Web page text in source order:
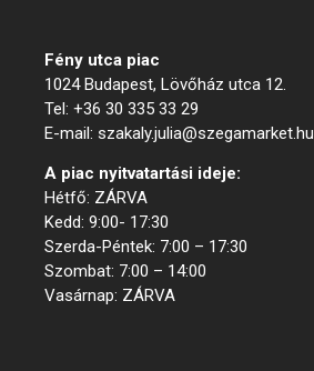
Fény utca piac
1024 Budapest, Lövőház utca 12.
Tel: +36 30 335 33 29
E-mail: szakaly.julia@szegamarket.hu
A piac nyitvatartási ideje:
Hétfő: ZÁRVA
Kedd: 9:00- 17:30
Szerda-Péntek: 7:00 – 17:30
Szombat: 7:00 – 14:00
Vasárnap: ZÁRVA